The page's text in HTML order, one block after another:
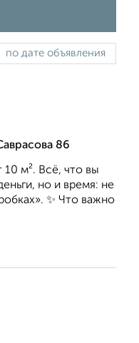
86
10 м². Всё, что вы
но и время: не
✨ Что важно